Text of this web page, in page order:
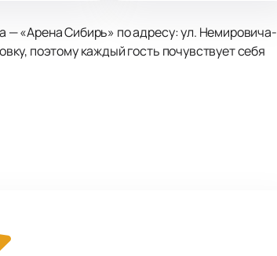
— «Арена Сибирь» по адресу: ул. Немировича-
поэтому каждый гость почувствует себя
подобрать удобные места: выберите первый